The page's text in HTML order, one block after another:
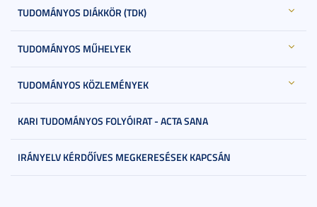
TUDOMÁNYOS DIÁKKÖR (TDK)
TUDOMÁNYOS MŰHELYEK
TUDOMÁNYOS KÖZLEMÉNYEK
KARI TUDOMÁNYOS FOLYÓIRAT - ACTA SANA
IRÁNYELV KÉRDŐÍVES MEGKERESÉSEK KAPCSÁN